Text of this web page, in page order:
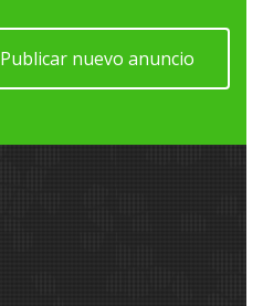
Publicar nuevo anuncio